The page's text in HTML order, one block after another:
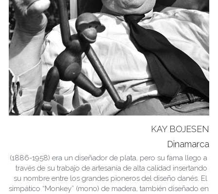
KAY BOJESEN
Dinamarca
(1886-1958) era un diseñador de plata, pero su fama llego a
través de su trabajo de artesanía de alta calidad insertando
su nombre entre los grandes pioneros del diseño danés. El
simpático “Monkey” (mono) de madera, también diseñado en